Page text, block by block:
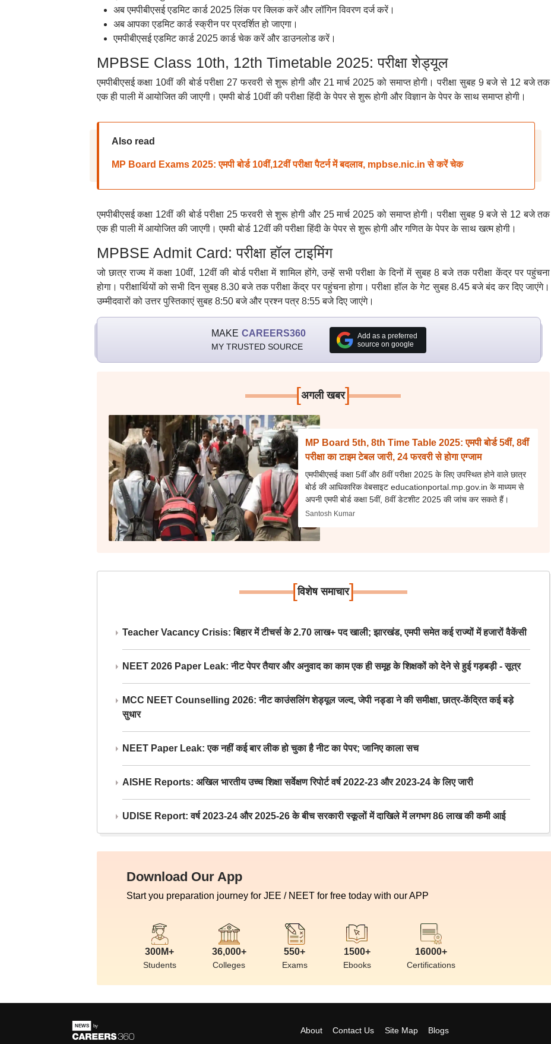
अब एमपीबीएसई एडमिट कार्ड 2025 लिंक पर क्लिक करें और लॉगिन विवरण दर्ज करें।
अब आपका एडमिट कार्ड स्क्रीन पर प्रदर्शित हो जाएगा।
एमपीबीएसई एडमिट कार्ड 2025 कार्ड चेक करें और डाउनलोड करें।
MPBSE Class 10th, 12th Timetable 2025: परीक्षा शेड्यूल
एमपीबीएसई कक्षा 10वीं की बोर्ड परीक्षा 27 फरवरी से शुरू होगी और 21 मार्च 2025 को समाप्त होगी। परीक्षा सुबह 9 बजे से 12 बजे तक
एक ही पाली में आयोजित की जाएगी। एमपी बोर्ड 10वीं की परीक्षा हिंदी के पेपर से शुरू होगी और विज्ञान के पेपर के साथ समाप्त होगी।
Also read
MP Board Exams 2025: एमपी बोर्ड 10वीं,12वीं परीक्षा पैटर्न में बदलाव, mpbse.nic.in से करें चेक
एमपीबीएसई कक्षा 12वीं की बोर्ड परीक्षा 25 फरवरी से शुरू होगी और 25 मार्च 2025 को समाप्त होगी। परीक्षा सुबह 9 बजे से 12 बजे तक
एक ही पाली में आयोजित की जाएगी। एमपी बोर्ड 12वीं की परीक्षा हिंदी के पेपर से शुरू होगी और गणित के पेपर के साथ खत्म होगी।
MPBSE Admit Card: परीक्षा हॉल टाइमिंग
जो छात्र राज्य में कक्षा 10वीं, 12वीं की बोर्ड परीक्षा में शामिल होंगे, उन्हें सभी परीक्षा के दिनों में सुबह 8 बजे तक परीक्षा केंद्र पर पहुंचना
होगा। परीक्षार्थियों को सभी दिन सुबह 8.30 बजे तक परीक्षा केंद्र पर पहुंचना होगा। परीक्षा हॉल के गेट सुबह 8.45 बजे बंद कर दिए जाएंगे।
उम्मीदवारों को उत्तर पुस्तिकाएं सुबह 8:50 बजे और प्रश्न पत्र 8:55 बजे दिए जाएंगे।
MAKE CAREERS360
MY TRUSTED SOURCE
Add as a preferred
source on google
[अगली खबर]
MP Board 5th, 8th Time Table 2025: एमपी बोर्ड 5वीं, 8वीं
परीक्षा का टाइम टेबल जारी, 24 फरवरी से होगा एग्जाम
एमपीबीएसई कक्षा 5वीं और 8वीं परीक्षा 2025 के लिए उपस्थित होने वाले छात्र
बोर्ड की आधिकारिक वेबसाइट educationportal.mp.gov.in के माध्यम से
अपनी एमपी बोर्ड कक्षा 5वीं, 8वीं डेटशीट 2025 की जांच कर सकते हैं।
Santosh Kumar
[विशेष समाचार]
Teacher Vacancy Crisis: बिहार में टीचर्स के 2.70 लाख+ पद खाली; झारखंड, एमपी समेत कई राज्यों में हजारों वैकेंसी
NEET 2026 Paper Leak: नीट पेपर तैयार और अनुवाद का काम एक ही समूह के शिक्षकों को देने से हुई गड़बड़ी - सूत्र
MCC NEET Counselling 2026: नीट काउंसलिंग शेड्यूल जल्द, जेपी नड्डा ने की समीक्षा, छात्र-केंद्रित कई बड़े
सुधार
NEET Paper Leak: एक नहीं कई बार लीक हो चुका है नीट का पेपर; जानिए काला सच
AISHE Reports: अखिल भारतीय उच्च शिक्षा सर्वेक्षण रिपोर्ट वर्ष 2022-23 और 2023-24 के लिए जारी
UDISE Report: वर्ष 2023-24 और 2025-26 के बीच सरकारी स्कूलों में दाखिले में लगभग 86 लाख की कमी आई
Download Our App
Start you preparation journey for JEE / NEET for free today with our APP
300M+
Students
36,000+
Colleges
550+
Exams
1500+
Ebooks
16000+
Certifications
About Contact Us Site Map Blogs